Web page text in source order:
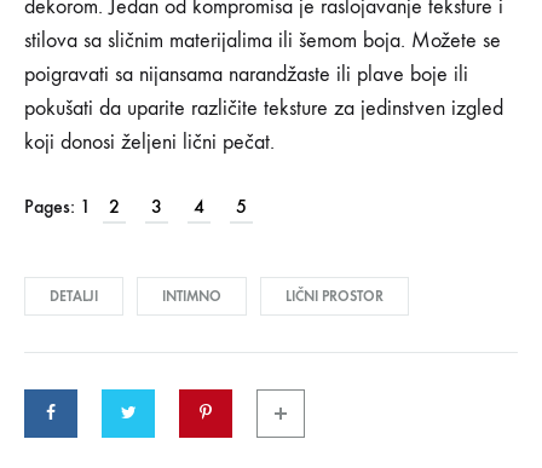
UČINITE
ORIGINALNIM
dekorom. Jedan od kompromisa je raslojavanje teksture i
stilova sa sličnim materijalima ili šemom boja. Možete se
poigravati sa nijansama narandžaste ili plave boje ili
pokušati da uparite različite teksture za jedinstven izgled
koji donosi željeni lični pečat.
Pages: 1 2 3 4 5
DETALJI INTIMNO LIČNI PROSTOR